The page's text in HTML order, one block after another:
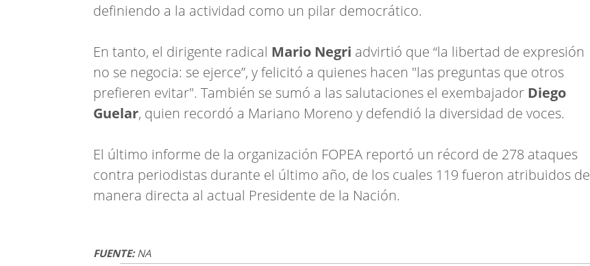
definiendo a la actividad como un pilar democrático.
En tanto, el dirigente radical Mario Negri advirtió que “la libertad de expresión
no se negocia: se ejerce”, y felicitó a quienes hacen "las preguntas que otros
prefieren evitar". También se sumó a las salutaciones el exembajador Diego
Guelar, quien recordó a Mariano Moreno y defendió la diversidad de voces.
El último informe de la organización FOPEA reportó un récord de 278 ataques
contra periodistas durante el último año, de los cuales 119 fueron atribuidos de
manera directa al actual Presidente de la Nación.
FUENTE:NA